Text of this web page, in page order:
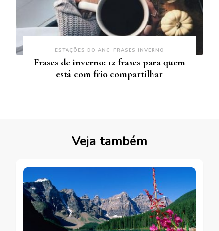
ESTAÇÕES DO ANO FRASES INVERNO
Frases de inverno: 12 frases para quem
está com frio compartilhar
Veja também